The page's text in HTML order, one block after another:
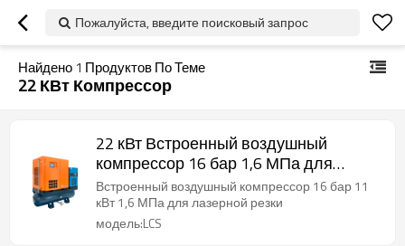
Пожалуйста, введите поисковый запрос
Найдено 1 Продуктов По Теме
22 КВт Компрессор
22 кВт Встроенный воздушный
компрессор 16 бар 1,6 МПа для
лазерной резки
Встроенный воздушный компрессор 16 бар 11
кВт 1,6 МПа для лазерной резки
модель:LCS